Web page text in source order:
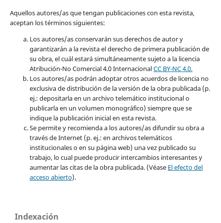
Aquellos autores/as que tengan publicaciones con esta revista,
aceptan los términos siguientes:
Los autores/as conservarán sus derechos de autor y
garantizarán a la revista el derecho de primera publicación de
su obra, el cuál estará simultáneamente sujeto a la licencia
Atribución-No Comercial 4.0 InternacionalCC BY-NC 4.0.
Los autores/as podrán adoptar otros acuerdos de licencia no
exclusiva de distribución de la versión de la obra publicada (p.
ej.: depositarla en un archivo telemático institucional o
publicarla en un volumen monográfico) siempre que se
indique la publicación inicial en esta revista.
Se permite y recomienda a los autores/as difundir su obra a
través de Internet (p. ej.: en archivos telemáticos
institucionales o en su página web) una vez publicado su
trabajo, lo cual puede producir intercambios interesantes y
aumentar las citas de la obra publicada. (Véase El efecto del
acceso abierto).
Indexación